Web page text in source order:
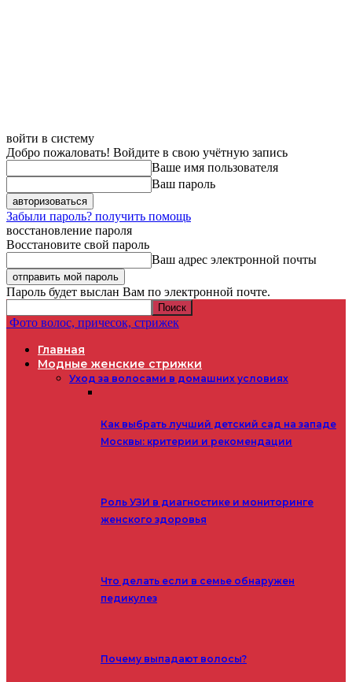
войти в систему
Добро пожаловать! Войдите в свою учётную запись
Ваше имя пользователя
Ваш пароль
Забыли пароль? получить помощь
восстановление пароля
Восстановите свой пароль
Ваш адрес электронной почты
Пароль будет выслан Вам по электронной почте.
Фото волос, причесок, стрижек
Главная
Модные женские стрижки
Уход за волосами в домашних условиях
Как выбрать лучший детский сад на западе
Москвы: критерии и рекомендации
Роль УЗИ в диагностике и мониторинге
женского здоровья
Что делать если в семье обнаружен
педикулез
Почему выпадают волосы?